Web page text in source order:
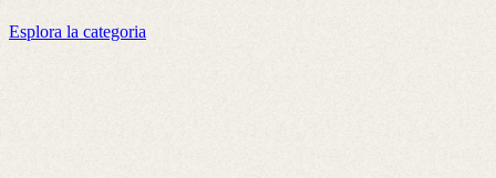
Esplora la categoria